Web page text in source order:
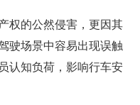
权的公然侵害，更因其
驶场景中容易出现误触
认知负荷，影响行车安